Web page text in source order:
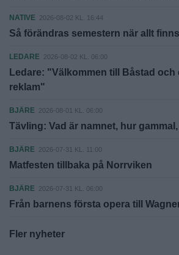
NATIVE 2026-08-02 KL. 16:44
Så förändras semestern när allt
LEDARE 2026-08-02 KL. 06:00
Ledare: "Välkommen till Båstad och
reklam"
BJÄRE 2026-08-01 KL. 06:00
Tävling: Vad är namnet, hur
BJÄRE 2026-07-31 KL. 11:00
Matfesten tillbaka på Norrviken
BJÄRE 2026-07-31 KL. 06:00
Från barnens första opera till
Fler nyheter